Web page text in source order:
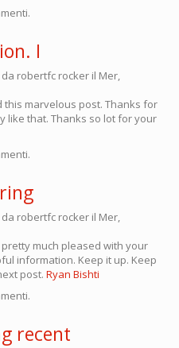
I
robertfc rocker il Mer,
this marvelous post. Thanks for
like that. Thanks so lot for your
robertfc rocker il Mer,
much pleased with your
information. Keep it up. Keep
post. Ryan Bishti
recent